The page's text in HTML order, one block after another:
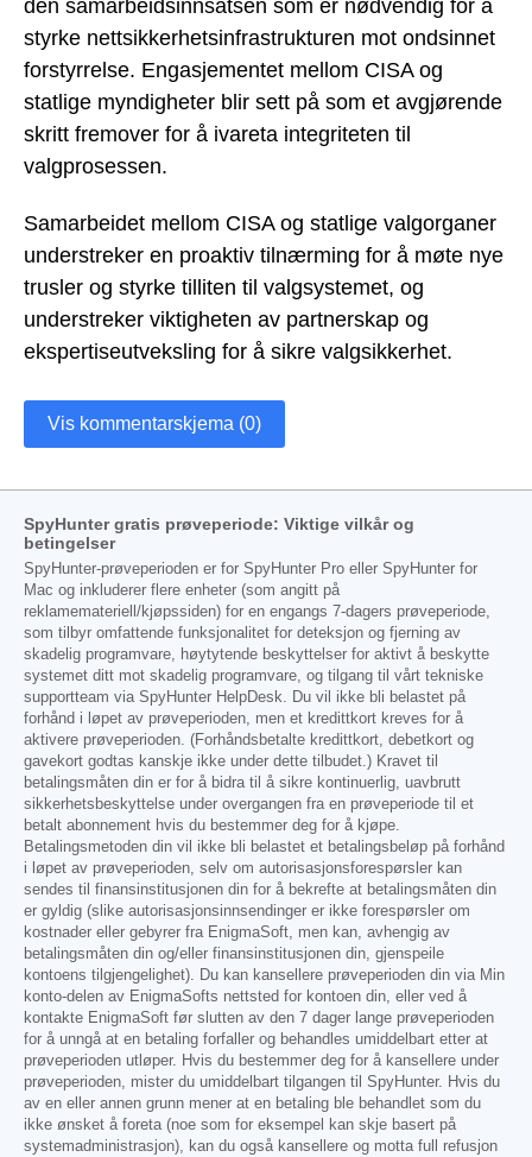
den samarbeidsinnsatsen som er nødvendig for å
styrke nettsikkerhetsinfrastrukturen mot ondsinnet
forstyrrelse. Engasjementet mellom CISA og
statlige myndigheter blir sett på som et avgjørende
skritt fremover for å ivareta integriteten til
valgprosessen.
Samarbeidet mellom CISA og statlige valgorganer
understreker en proaktiv tilnærming for å møte nye
trusler og styrke tilliten til valgsystemet, og
understreker viktigheten av partnerskap og
ekspertiseutveksling for å sikre valgsikkerhet.
Vis kommentarskjema (0)
SpyHunter gratis prøveperiode: Viktige vilkår og
betingelser
SpyHunter-prøveperioden er for SpyHunter Pro eller SpyHunter for
Mac og inkluderer flere enheter (som angitt på
reklamemateriell/kjøpssiden) for en engangs 7-dagers prøveperiode,
som tilbyr omfattende funksjonalitet for deteksjon og fjerning av
skadelig programvare, høytytende beskyttelser for aktivt å beskytte
systemet ditt mot skadelig programvare, og tilgang til vårt tekniske
supportteam via SpyHunter HelpDesk. Du vil ikke bli belastet på
forhånd i løpet av prøveperioden, men et kredittkort kreves for å
aktivere prøveperioden. (Forhåndsbetalte kredittkort, debetkort og
gavekort godtas kanskje ikke under dette tilbudet.) Kravet til
betalingsmåten din er for å bidra til å sikre kontinuerlig, uavbrutt
sikkerhetsbeskyttelse under overgangen fra en prøveperiode til et
betalt abonnement hvis du bestemmer deg for å kjøpe.
Betalingsmetoden din vil ikke bli belastet et betalingsbeløp på forhånd
i løpet av prøveperioden, selv om autorisasjonsforespørsler kan
sendes til finansinstitusjonen din for å bekrefte at betalingsmåten din
er gyldig (slike autorisasjonsinnsendinger er ikke forespørsler om
kostnader eller gebyrer fra EnigmaSoft, men kan, avhengig av
betalingsmåten din og/eller finansinstitusjonen din, gjenspeile
kontoens tilgjengelighet). Du kan kansellere prøveperioden din via Min
konto-delen av EnigmaSofts nettsted for kontoen din, eller ved å
kontakte EnigmaSoft før slutten av den 7 dager lange prøveperioden
for å unngå at en betaling forfaller og behandles umiddelbart etter at
prøveperioden utløper. Hvis du bestemmer deg for å kansellere under
prøveperioden, mister du umiddelbart tilgangen til SpyHunter. Hvis du
av en eller annen grunn mener at en betaling ble behandlet som du
ikke ønsket å foreta (noe som for eksempel kan skje basert på
systemadministrasjon), kan du også kansellere og motta full refusjon